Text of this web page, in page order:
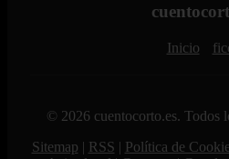
Inicio
© 2026 cuentocorto.es. Todos
Sitemap | RSS | Política de